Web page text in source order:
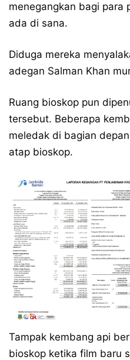
menegangkan bagi para
ada di sana.
Diduga mereka
adegan Salman Khan
Ruang bioskop pun
tersebut. Beberapa
meledak di bagian
atap bioskop.
Tampak kembang api
bioskop ketika film baru